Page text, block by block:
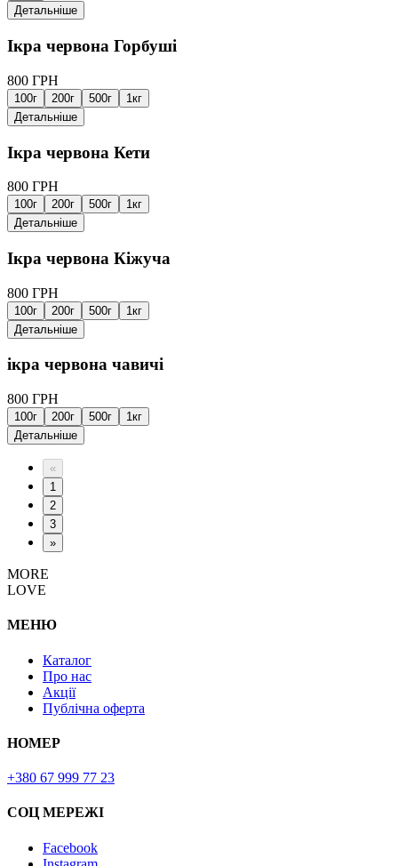
Детальніше
Ікра червона Горбуші
800 ГРН
100г 200г 500г
1кг
Детальніше
Ікра червона Кети
800 ГРН
100г 200г 500г
1кг
Детальніше
Ікра червона Кіжуча
800 ГРН
100г 200г 500г
1кг
Детальніше
ікра червона чавичі
800 ГРН
100г 200г 500г
1кг
Детальніше
«
1
2
3
»
MORE
LOVE
МЕНЮ
Каталог
Про нас
Акції
Публічна оферта
НОМЕР
+380 67 999 77 23
СОЦ МЕРЕЖІ
Facebook